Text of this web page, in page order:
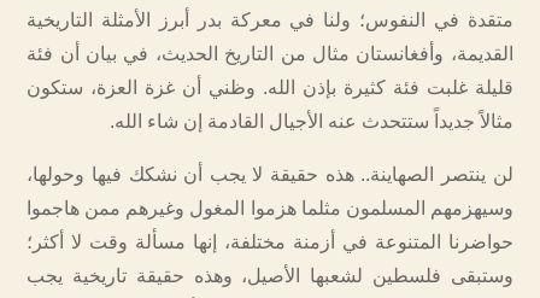
متقدة في النفوس؛ ولنا في معركة بدر أبرز الأمثلة التاريخية
القديمة، وأفغانستان مثال من التاريخ الحديث، في بيان أن فئة
قليلة غلبت فئة كثيرة بإذن الله. وظني أن غزة العزة، ستكون
مثالاً جديداً ستتحدث عنه الأجيال القادمة إن شاء الله.
لن ينتصر الصهاينة.. هذه حقيقة لا يجب أن نشكك فيها وحولها،
وسيهزمهم المسلمون مثلما هزموا المغول وغيرهم ممن هاجموا
حواضرنا المتنوعة في أزمنة مختلفة، إنها مسألة وقت لا أكثر؛
وستبقى فلسطين لشعبها الأصيل، وهذه حقيقة تاريخية يجب